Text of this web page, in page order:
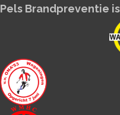
Pels Brandpreventie